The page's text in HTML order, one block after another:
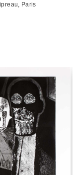
Paris